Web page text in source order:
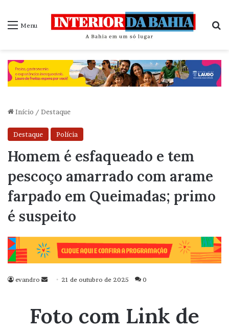
Menu
Início / Destaque
Destaque Polícia
Homem é esfaqueado e tem
pescoço amarrado com arame
farpado em Queimadas; primo
é suspeito
evandro
Mande
mail
21 de outubro de 2025 0
Foto com Link de